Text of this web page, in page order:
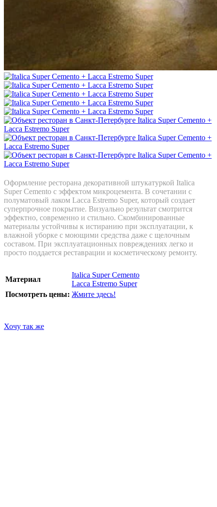
Оформление ресторана декоративной штукатуркой Italica
Super Cemento с эффектом микроцемента. В сочетании с
полуматовый лаком Lacca Estremo Super, который создает
суперпрочное покрытие. Визуально результат смотрится
эффектно, современно и стильно. Скомбинированные
материалы устойчивы к истиранию при эксплуатации, к
влажной уборке с моющими средства даже с щелочным
составом. При эксплуатационных повреждениях легко и
просто поддается реставрации и косметическому ремонту.
Материал
Italica Super Cemento
Lacca Estremo Super
Посмотреть цены: Жмите здесь!
Хочу так же